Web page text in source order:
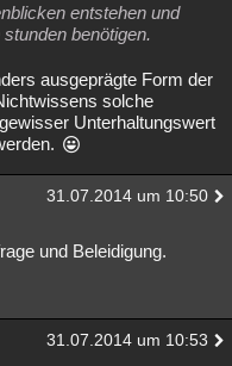
entstehen und
benötigen.
ausgeprägte Form der
solche
Unterhaltungswert
31.07.2014 um 10:50
und Beleidigung.
31.07.2014 um 10:53